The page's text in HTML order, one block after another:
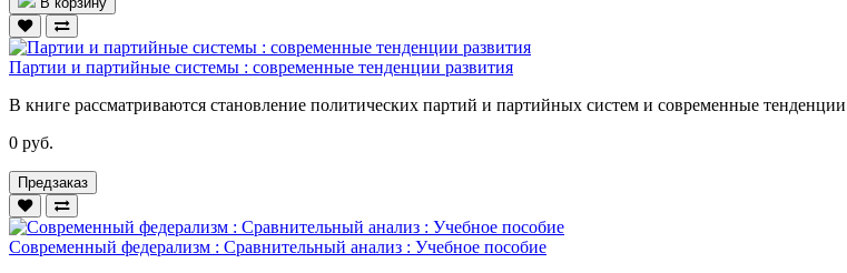
Партии и партийные системы : современные тенденции развития
В книге рассматриваются становление политических партий и партийных систем и современные
0 руб.
Предзаказ
Современный федерализм : Сравнительный анализ : Учебное пособие